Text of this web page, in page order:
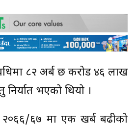
८२ अर्ब छ करोड ४६ लाख
भएको थियो ।
६७ मा एक खर्ब बढीको